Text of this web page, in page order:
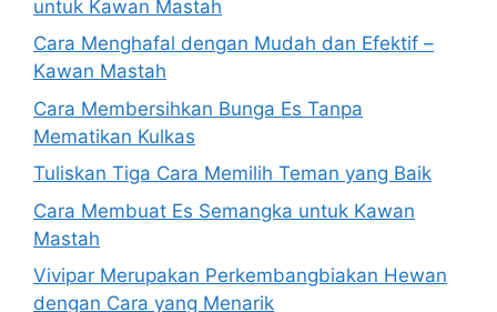
untuk Kawan Mastah
Cara Menghafal dengan Mudah dan Efektif –
Kawan Mastah
Cara Membersihkan Bunga Es Tanpa
Mematikan Kulkas
Tuliskan Tiga Cara Memilih Teman yang Baik
Cara Membuat Es Semangka untuk Kawan
Mastah
Vivipar Merupakan Perkembangbiakan Hewan
dengan Cara yang Menarik